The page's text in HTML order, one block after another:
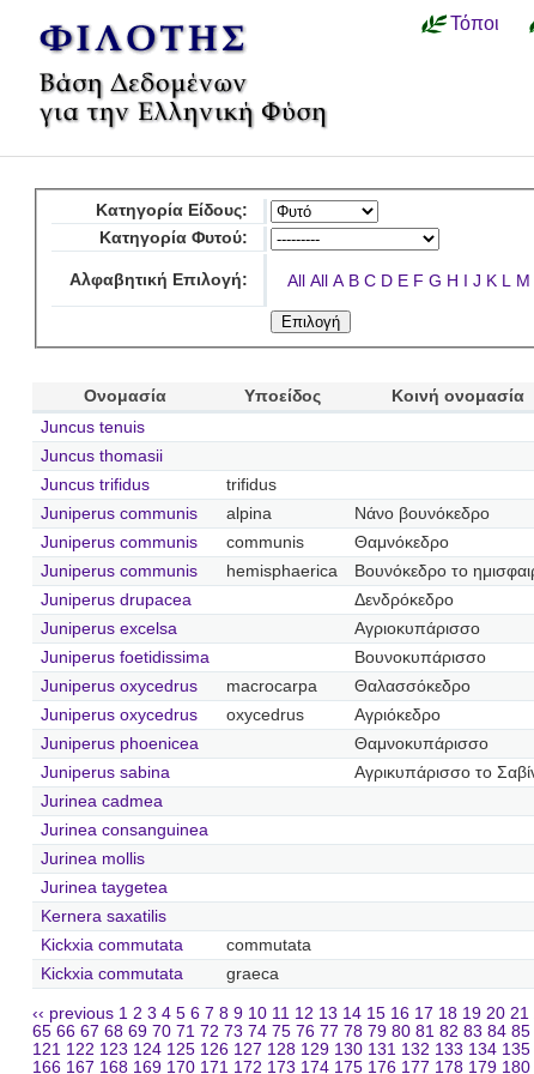
Τόποι
Κατηγορία Είδους:
Κατηγορία Φυτού:
Αλφαβητική Επιλογή: All All A B C D E F G H I J K L M
Ονομασία Υποείδος Κοινή ονομασία
Juncus tenuis
Juncus thomasii
Juncus trifidus
trifidus
Juniperus communis
alpina
Νάνο βουνόκεδρο
Juniperus communis
communis
Θαμνόκεδρο
Juniperus communis
hemisphaerica
Βουνόκεδρο το
Juniperus drupacea
Δενδρόκεδρο
Juniperus excelsa
Αγριοκυπάρισσο
Juniperus foetidissima
Βουνοκυπάρισσο
Juniperus oxycedrus
macrocarpa
Θαλασσόκεδρο
Juniperus oxycedrus
oxycedrus
Αγριόκεδρο
Juniperus phoenicea
Θαμνοκυπάρισσο
Juniperus sabina
Αγρικυπάρισσο το
Jurinea cadmea
Jurinea consanguinea
Jurinea mollis
Jurinea taygetea
Kernera saxatilis
Kickxia commutata
commutata
Kickxia commutata
graeca
‹‹ previous 1 2 3 4 5 6 7 8 9 10 11 12 13 14 15 16 17 18 19 20 21
65 66 67 68 69 70 71 72 73 74 75 76 77 78 79 80 81 82 83 84 85
121 122 123 124 125 126 127 128 129 130 131 132 133 134 135
166 167 168 169 170 171 172 173 174 175 176 177 178 179 180